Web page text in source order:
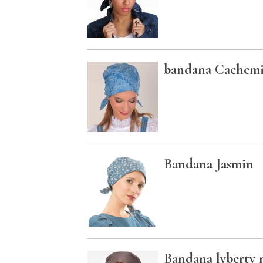
bandana
Bandana Jasmin
Bandana lyberty